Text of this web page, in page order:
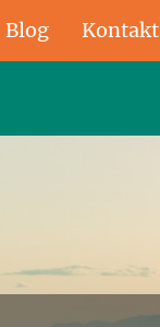
Blog Kontakt